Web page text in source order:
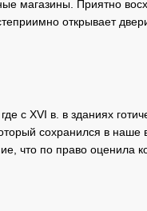
магазины. Приятно
открывает
с XVI в. в зданиях
сохранился в
что по право